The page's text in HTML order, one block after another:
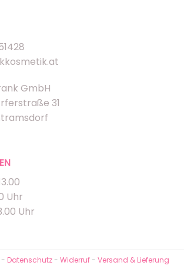
GmbH
31
Uhr
Uhr
- Datenschutz- Widerruf- Versand & Lieferung